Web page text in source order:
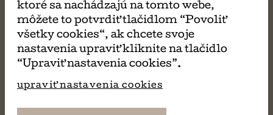
MÔŽE SA VÁM TIEŽ
PÁČIŤ
ktoré sa nachádzajú na tomto webe,
môžete to potvrdiť tlačidlom “Povoliť
všetky cookies“, ak chcete svoje
nastavenia upraviť kliknite na tlačidlo
“Upraviť nastavenia cookies”.
upraviť nastavenia cookies